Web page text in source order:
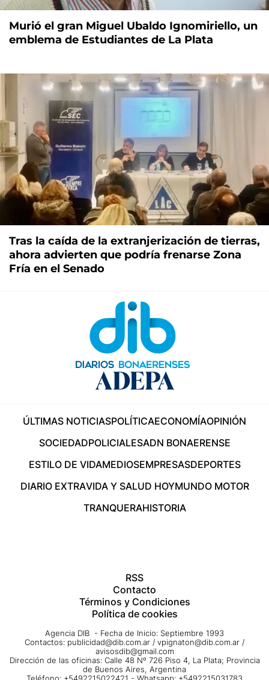
Murió el gran Miguel Ubaldo Ignomiriello, un
emblema de Estudiantes de La Plata
Tras la caída de la extranjerización de tierras,
ahora advierten que podría frenarse Zona
Fría en el Senado
ÚLTIMAS NOTICIASPOLÍTICAECONOMÍAOPINIÓN
SOCIEDADPOLICIALESADN BONAERENSE
ESTILO DE VIDAMEDIOSEMPRESASDEPORTES
DIARIO EXTRAVIDA Y SALUD HOYMUNDO MOTOR
TRANQUERAHISTORIA
RSS
Contacto
Términos y Condiciones
Política de cookies
Agencia DIB - Fecha de Inicio: Septiembre 1993
Contactos: publicidad@dib.com.ar / vpignaton@dib.com.ar /
avisosdib@gmail.com
Dirección de las oficinas: Calle 48 Nº 726 Piso 4, La Plata; Provincia
de Buenos Aires, Argentina